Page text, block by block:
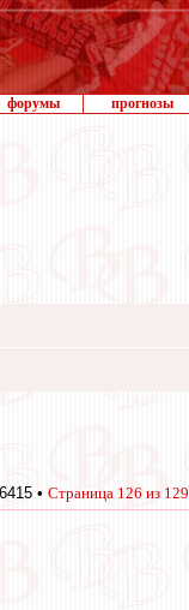
форумы прогнозы
• Страница 126 из 129